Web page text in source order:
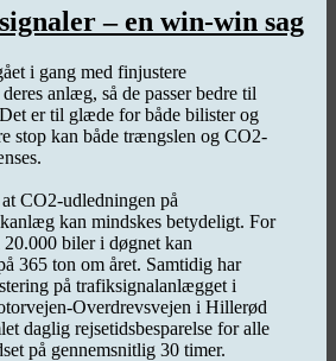
omstilling
– en win-win sag
i gang med finjustere
anlæg, så de passer bedre til
er til glæde for både bilister og
stop kan både trængslen og CO2-
CO2-udledningen på
kan mindskes betydeligt. For
biler i døgnet kan
365 ton om året. Samtidig har
på trafiksignalanlægget i
Overdrevsvejen i Hillerød
daglig rejsetidsbesparelse for alle
på gennemsnitlig 30 timer.